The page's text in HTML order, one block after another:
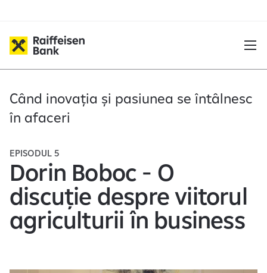
Când inovația și pasiunea se întâlnesc
în afaceri
EPISODUL 5
Dorin Boboc - O
discuție despre viitorul
agriculturii în business